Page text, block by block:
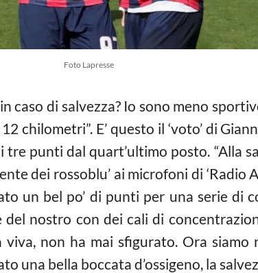
Foto Lapresse
caso di salvezza? Io sono meno
chilometri”. E’ questo il ‘voto’ di
tre punti dal quart’ultimo posto. “Alla
dei rossoblu’ ai microfoni di ‘Radio
un bel po’ di punti per una serie di
del nostro con dei cali di
viva, non ha mai sfigurato. Ora
una bella boccata d’ossigeno, la